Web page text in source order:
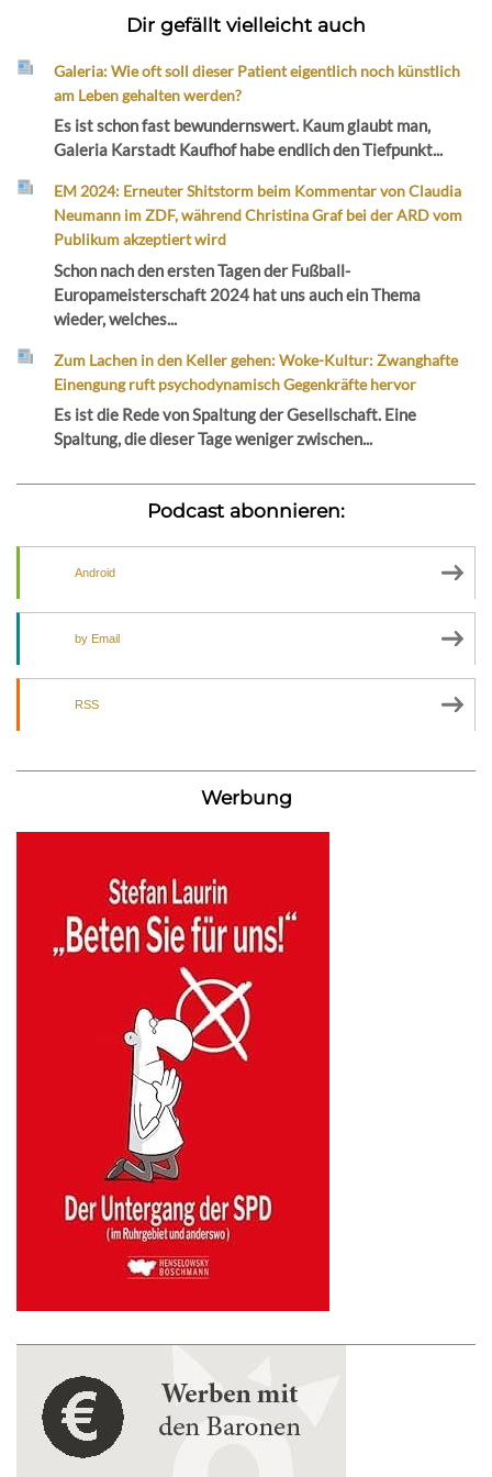
Dir gefällt vielleicht auch
Galeria: Wie oft soll dieser Patient eigentlich noch künstlich
am Leben gehalten werden?
Es ist schon fast bewundernswert. Kaum glaubt man,
Galeria Karstadt Kaufhof habe endlich den Tiefpunkt...
EM 2024: Erneuter Shitstorm beim Kommentar von Claudia
Neumann im ZDF, während Christina Graf bei der ARD vom
Publikum akzeptiert wird
Schon nach den ersten Tagen der Fußball-
Europameisterschaft 2024 hat uns auch ein Thema
wieder, welches...
Zum Lachen in den Keller gehen: Woke-Kultur: Zwanghafte
Einengung ruft psychodynamisch Gegenkräfte hervor
Es ist die Rede von Spaltung der Gesellschaft. Eine
Spaltung, die dieser Tage weniger zwischen...
Podcast abonnieren:
Android
by Email
RSS
Werbung